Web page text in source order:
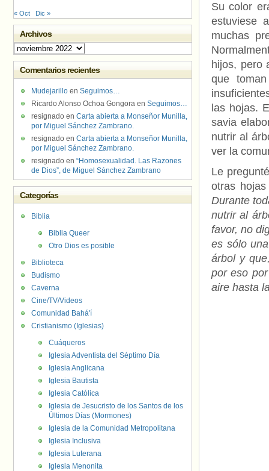
Su color
estuviese
muchas
hijos, pero
que
las hojas.
savia
nutrir al
ver la
Le
otras
Durante
nutrir al
favor, no
es sólo
árbol y
por eso
aire hasta
« Oct Dic »
Archivos
Archivos
Comentarios recientes
Mudejarillo en Seguimos…
Ricardo Alonso Ochoa Gongora en Seguimos…
resignado en Carta abierta a Monseñor Munilla,
por Miguel Sánchez Zambrano.
resignado en Carta abierta a Monseñor Munilla,
por Miguel Sánchez Zambrano.
resignado en “Homosexualidad. Las Razones
de Dios”, de Miguel Sánchez Zambrano
Categorías
Biblia
Biblia Queer
Otro Dios es posible
Biblioteca
Budismo
Caverna
Cine/TV/Videos
Comunidad Bahá'í
Cristianismo (Iglesias)
Cuáqueros
Iglesia Adventista del Séptimo Día
Iglesia Anglicana
Iglesia Bautista
Iglesia Católica
Iglesia de Jesucristo de los Santos de los
Últimos Días (Mormones)
Iglesia de la Comunidad Metropolitana
Iglesia Inclusiva
Iglesia Luterana
Iglesia Menonita